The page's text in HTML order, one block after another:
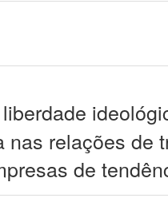
nas relações de
de